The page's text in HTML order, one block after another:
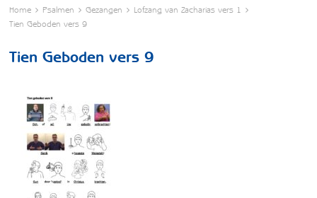
Home Psalmen Gezangen
Lofzang van Zacharias vers 1
Tien Geboden vers 9
Tien Geboden vers 9